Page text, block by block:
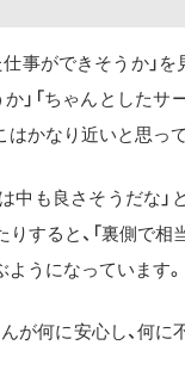
事ができそうか」を
」「ちゃんとしたサ
かなり近いと思っ
中も良さそうだな」
すると、「裏側で相
うになっています。
が何に安心し、何に